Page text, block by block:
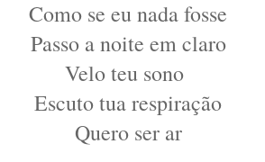
Como se eu nada fosse
Passo a noite em claro
Velo teu sono
Escuto tua respiração
Quero ser ar